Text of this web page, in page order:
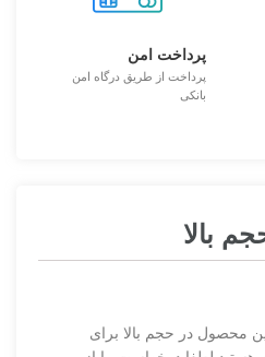
پرداخت امن
پرداخت از طریق درگاه امن
بانکی
بالا
محصول در حجم بالا برای